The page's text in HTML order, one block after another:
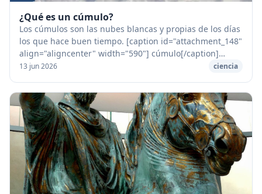
¿Qué es un cúmulo?
Los cúmulos son las nubes blancas y propias de los días
los que hace buen tiempo. [caption id="attachment_148"
align="aligncenter" width="590"] cúmulo[/caption]
Flotan en el cielo azul. Son muy distin...
13 jun 2026 ciencia